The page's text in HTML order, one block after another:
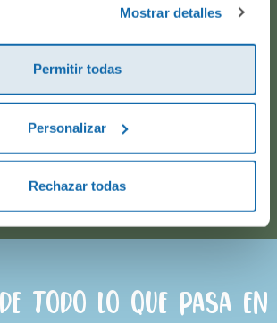
Mostrar detalles
Permitir todas
Personalizar
Rechazar todas
916597360
Correo electrónico
todo lo que pasa en